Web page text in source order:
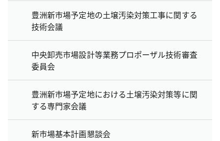
豊洲新市場予定地の土壌汚染対策工事に関する
技術会議
中央卸売市場設計等業務プロポーザル技術審査
委員会
豊洲新市場予定地における土壌汚染対策等に関
する専門家会議
新市場基本計画懇談会